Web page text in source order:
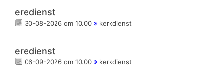
eredienst
30-08-2026 om 10.00 kerkdienst
eredienst
06-09-2026 om 10.00 kerkdienst